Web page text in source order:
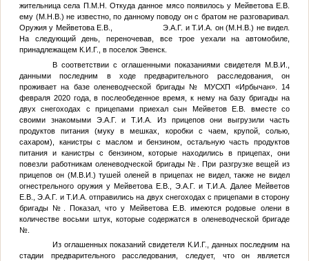
жительница села П.М.Н.
Откуда данное мясо появилось у Мейветова Е.В.
ему (М.Н.В. ) не известно, по данному поводу он с братом не разговаривал.
Оружия у Мейветова Е.В.,Э.А.Г. иТ.И.А. он (М.Н.В.) не видел.
На следующий день, переночевав, все трое уехали на автомобиле,
принадлежащем К.И.Г.
, в поселок Эвенск.
В соответствии с оглашенными показаниями свидетеляМ.В.И.
данными последним в ходе предварительного расследования, он
проживает на базе оленеводческой бригады №
МУСХП «Ирбычан». 14
февраля 2020 года, в послеобеденное время, к нему на базу бригады на
двух снегоходах с прицепами приехал сын Мейветов Е.В. вместе со
своими знакомыми Э.А.Г. иТ.И.А.
Из прицепов они выгрузили часть
продуктов питания (муку в мешках, коробки с чаем, крупой, солью,
сахаром), канистры с маслом и бензином, остальную часть продуктов
питания и канистры с бензином, которые находились в прицепах, они
повезли работникам оленеводческой бригады №
. При разгрузке вещей из
прицепов он (М.В.И. ) тушей оленей в прицепах не видел, также не видел
огнестрельного оружия у Мейветова Е.В.,Э.А.Г. иТ.И.А.
Далее Мейветов
Е.В.,Э.А.Г. и Т.И.А. отправились на двух снегоходах с прицепами в сторону
бригады №
. Показал, что у Мейветова Е.В. имеются родовые олени в
количестве восьми штук, которые содержатся в оленеводческой бригаде
№.
Из оглашенных показаний свидетеля К.И.Г., данных последним на
стадии предварительного расследования, следует, что он является